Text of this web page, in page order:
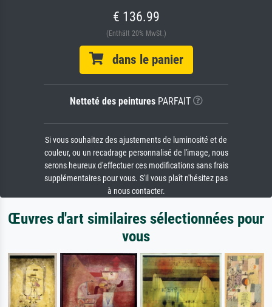
€ 136.99
(Enthält 20% MwSt.)
dans le panier
Netteté des peinturesPARFAIT
Si vous souhaitez des ajustements de luminosité et de
couleur, ou un recadrage personnalisé de l'image, nous
serons heureux d'effectuer ces modifications sans frais
supplémentaires pour vous. S'il vous plaît n'hésitez pas
à nous contacter.
Œuvres d'art similaires sélectionnées pour
vous